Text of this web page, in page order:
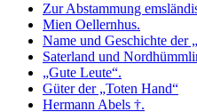
Zur Abstammung
Mien Oellernhus.
Name und Geschichte der
Saterland und
„Gute Leute“.
Güter der „Toten Hand“
Hermann Abels †.